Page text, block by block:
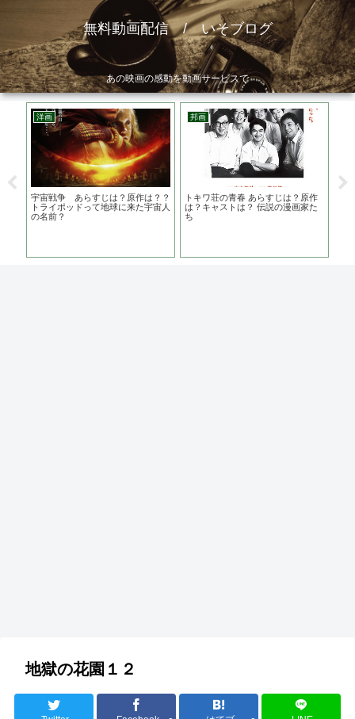
無料動画配信 / いそブログ
あの映画の感動を動画サービスで
洋画
宇宙戦争 あらすじは？原作は？？
トライポッドって地球に来た宇宙人
の名前？
邦画
トキワ荘の青春 あらすじは？原作
は？キャストは？ 伝説の漫画家た
ち
地獄の花園１２